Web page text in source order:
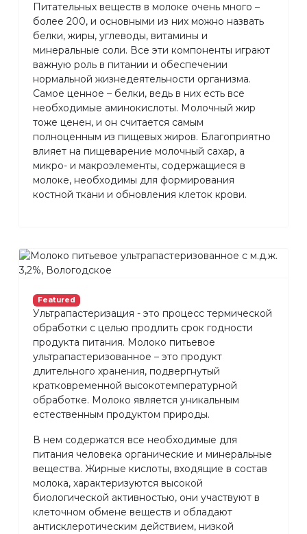
Питательных веществ в молоке очень много –
более 200, и основными из них можно назвать
белки, жиры, углеводы, витамины и
минеральные соли. Все эти компоненты играют
важную роль в питании и обеспечении
нормальной жизнедеятельности организма.
Самое ценное – белки, ведь в них есть все
необходимые аминокислоты. Молочный жир
тоже ценен, и он считается самым
полноценным из пищевых жиров. Благоприятно
влияет на пищеварение молочный сахар, а
микро- и макроэлементы, содержащиеся в
молоке, необходимы для формирования
костной ткани и обновления клеток крови.
Featured
Ультрапастеризация - это процесс термической
обработки с целью продлить срок годности
продукта питания. Молоко питьевое
ультрапастеризованное – это продукт
длительного хранения, подвергнутый
кратковременной высокотемпературной
обработке. Молоко является уникальным
естественным продуктом природы.
В нем содержатся все необходимые для
питания человека органические и минеральные
вещества. Жирные кислоты, входящие в состав
молока, характеризуются высокой
биологической активностью, они участвуют в
клеточном обмене веществ и обладают
антисклеротическим действием, низкой